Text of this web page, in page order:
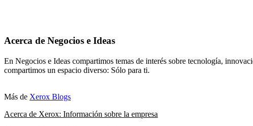
Acerca de Negocios e Ideas
En Negocios e Ideas compartimos temas de interés sobre tecnología,
compartimos un espacio diverso: Sólo para ti.
Más de Xerox Blogs
Acerca de Xerox: Información sobre la empresa